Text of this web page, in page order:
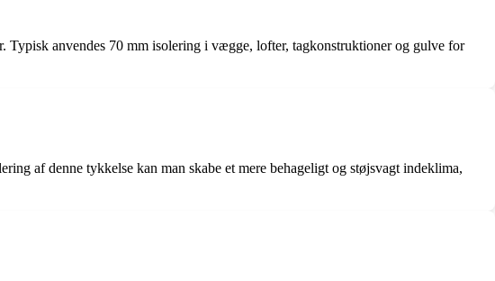
anvendes 70 mm isolering i vægge, lofter, tagkonstruktioner og gulve for
af denne tykkelse kan man skabe et mere behageligt og støjsvagt indeklima,